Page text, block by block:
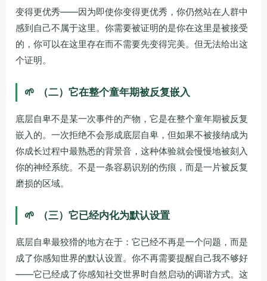
变得更优秀——因为即使你变得更优秀，你仍然站在人群中
感到自己不属于这里。你需要被证明的是你在这里是被接受
的，你可以在这里存在而不需要先变得完美。但无法给出这
个证明。
🌱 （二）它在整个童年期被反复嵌入
底层自卑不是某一次事件的产物，它是在整个童年期被反复
嵌入的。一次拒绝不会形成底层自卑，但如果不被接纳成为
你成长过程中最熟悉的背景音，这种体验就会慢慢地被刻入
你的神经系统。不是一条容易识别的伤痕，而是一片被反复
磨损的区域。
🌱 （三）它已经内化为默认设置
底层自卑最狡猾的地方在于：它已经不再是一个问题，而是
成了你感知世界的默认设置。你不再需要提醒自己我不够好
——它已经成了你感知社交世界时自然启动的调谐方式。这